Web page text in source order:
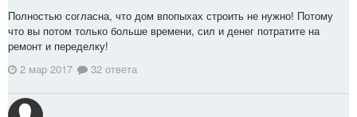
Полностью согласна, что дом впопыхах строить не нужно! Потому
что вы потом только больше времени, сил и денег потратите на
ремонт и переделку!
2 мар 2017
32 ответа